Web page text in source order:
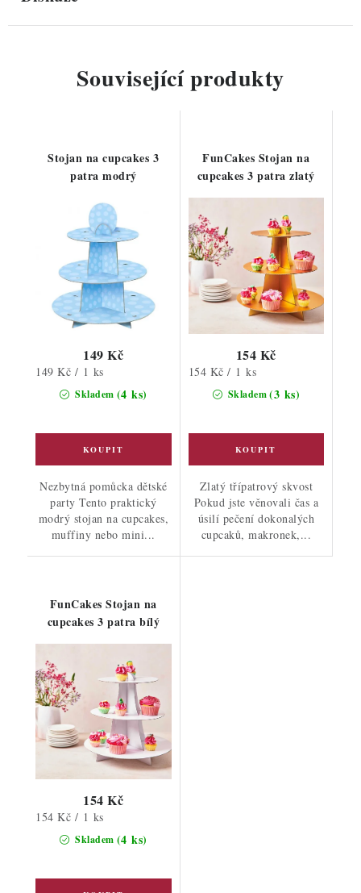
Související produkty
Stojan na cupcakes 3
patra modrý
Skladem (4 ks)
149 Kč
Měrná
149 Kč / 1 ks
Nezbytná pomůcka dětské
party Tento praktický
modrý stojan na cupcakes,
muffiny nebo mini...
FunCakes Stojan na
cupcakes 3 patra zlatý
Skladem(3 ks)
154 Kč
Měrná
154 Kč / 1 ks
Zlatý třípatrový skvost
Pokud jste věnovali čas a
úsilí pečení dokonalých
cupcaků, makronek,...
FunCakes Stojan na
cupcakes 3 patra bílý
Skladem (4 ks)
154 Kč
Měrná
154 Kč / 1 ks